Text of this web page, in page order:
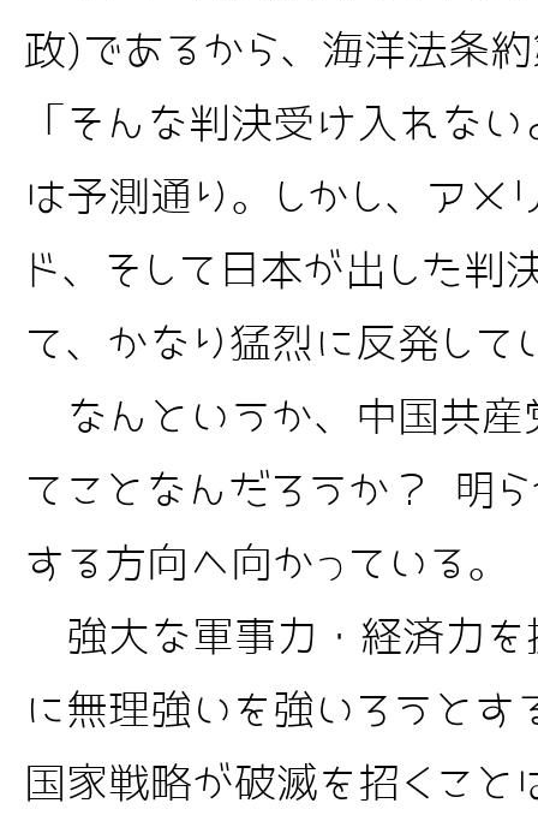
政)であるから、海洋法条
「そんな判決受け入れな
は予測通り。しかし、アメ
ド、そして日本が出した判
て、かなり猛烈に反発して
なんというか、中国共産
てことなんだろうか？ 明
する方向へ向かっている。
強大な軍事力・経済力を
に無理強いを強いろうとす
国家戦略が破滅を招くこと